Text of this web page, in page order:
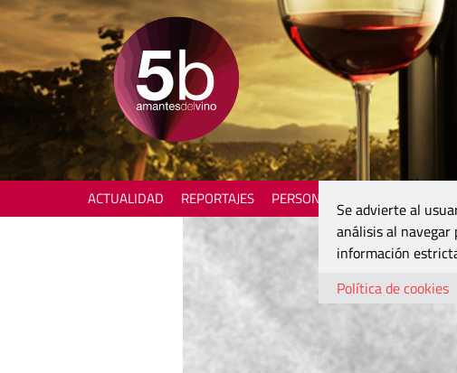
ACTUALIDAD REPORTAJES PERSONAJES
Se advierte al
análisis al
información
Política de cookies